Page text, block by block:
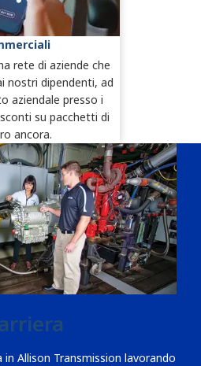
rete di aziende che
nostri dipendenti, ad
aziendale presso i
su pacchetti di
ancora.
Allison Transmission lavorando